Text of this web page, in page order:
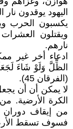
اليهود يوقدون
يكسبون الحرب
ويقتلون
نارهم.
ادعاء أخر غير
الظِّلَّ وَلَوْ شَاءَ
(الفرقان 45).
لا يمكن أن أن
الكرة الأرضية.
من إيقاف
فسوف تسقط